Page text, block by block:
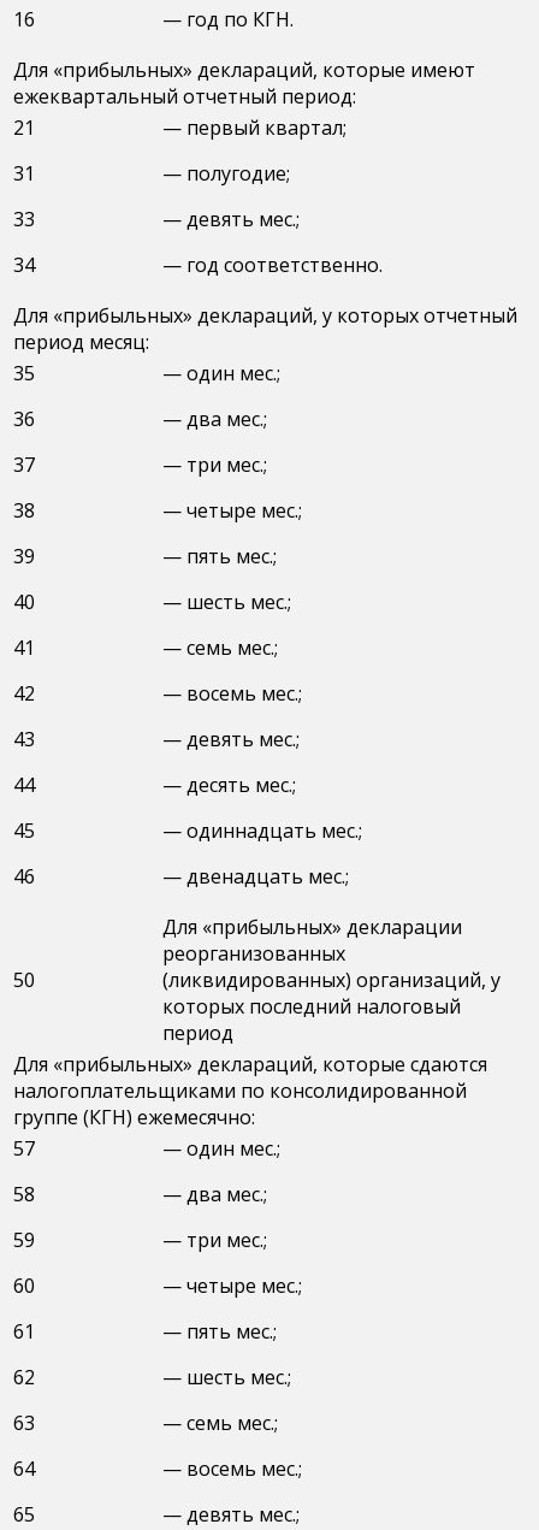
16
— год по КГН.
Для «прибыльных» деклараций, которые имеют
ежеквартальный отчетный период:
21
31
33
34
— первый квартал;
— полугодие;
— девять мес.;
— год соответственно.
Для «прибыльных» деклараций, у которых отчетный
период месяц:
35
36
37
38
39
40
41
42
43
44
45
46
— один мес.;
— два мес.;
— три мес.;
— четыре мес.;
— пять мес.;
— шесть мес.;
— семь мес.;
— восемь мес.;
— девять мес.;
— десять мес.;
— одиннадцать мес.;
— двенадцать мес.;
50
Для «прибыльных» декларации
реорганизованных
(ликвидированных) организаций, у
которых последний налоговый
период
Для «прибыльных» деклараций, которые сдаются
налогоплательщиками по консолидированной
группе (КГН) ежемесячно:
57
58
59
60
61
62
63
64
65
— один мес.;
— два мес.;
— три мес.;
— четыре мес.;
— пять мес.;
— шесть мес.;
— семь мес.;
— восемь мес.;
— девять мес.;